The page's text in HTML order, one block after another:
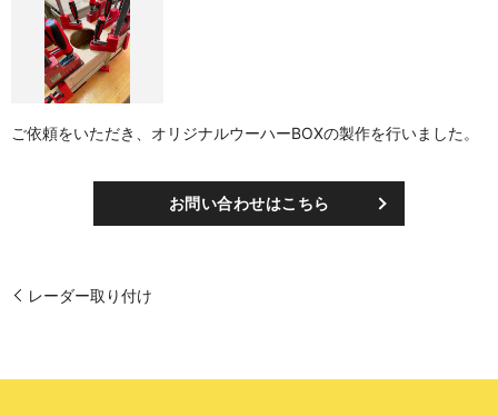
ご依頼をいただき、オリジナルウーハーBOXの製作を行いました。
お問い合わせはこちら
レーダー取り付け